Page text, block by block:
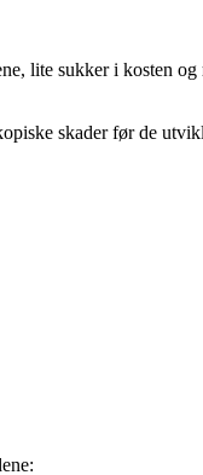
lite sukker i kosten
skader før de